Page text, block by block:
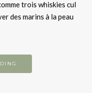
trois whiskies cul
des marins à la peau